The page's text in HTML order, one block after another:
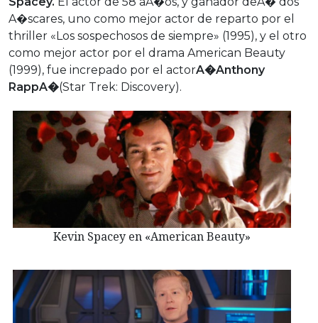
A�scares, uno como mejor actor de reparto por el
thriller «Los sospechosos de siempre» (1995), y el otro
como mejor actor por el drama American Beauty
(1999), fue increpado por el actorA�Anthony
RappA�(Star Trek: Discovery).
Kevin Spacey en «American Beauty»